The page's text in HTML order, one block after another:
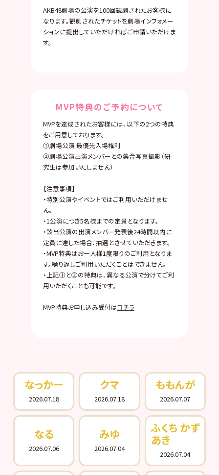
AKB48劇場の公演を100回観劇されたお客様に
なります。観劇されたチケットを劇場インフォメー
ションに提出していただければご申請いただけま
す。
MVP特典のご予約について
MVPを達成されたお客様には、以下の2つの特典
をご用意しております。
①劇場公演 最優先入場権利
②劇場公演出演メンバーとの集合写真撮影（研
究生は参加いたしません）
【注意事項】
・特別公演やイベントではご利用いただけませ
ん。
・1公演につき5名様までの定員となります。
・該当公演の出演メンバー発表後24時間以内に
定員に達した場合、抽選とさせていただきます。
・MVP特典はお一人様1度限りのご利用となりま
す。繰り返しご利用いただくことはできません。
・上記①と②の特典は、異なる公演で分けてご利
用いただくことも可能です。
MVP特典お申し込み受付はコチラ
なっかー
2026.07.18
クマ
2026.07.18
ももんが
2026.07.07
なる
2026.07.06
みゆ
2026.07.04
ふくち かず
あき
2026.07.04